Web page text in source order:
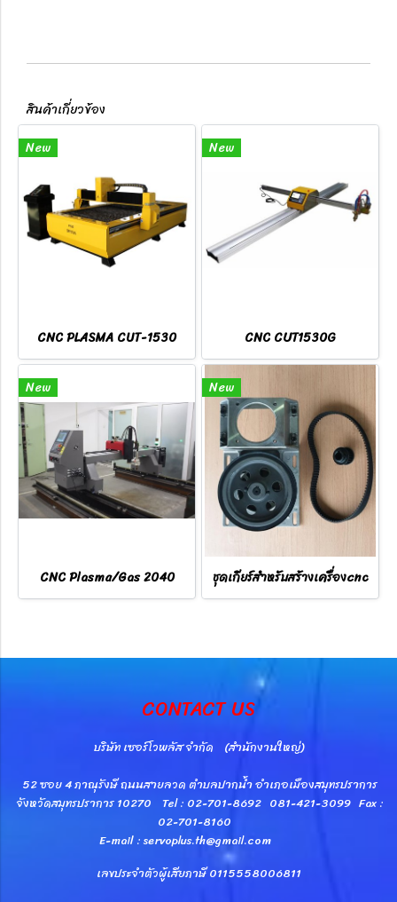
สินค้าเกี่ยวข้อง
New
CNC PLASMA CUT-1530
New
CNC CUT1530G
New
CNC Plasma/Gas 2040
New
ชุดเกียร์สำหรับสร้างเครื่องcnc
CONTACT US
บริษัท เซอร์โวพลัส จำกัด (สำนักงานใหญ่)
52 ซอย 4 ภาณุรังษี ถนนสายลวด ตำบลปากน้ำ อำเภอเมืองสมุทรปราการ
จังหวัดสมุทรปราการ 10270 Tel : 02-701-8692 081-421-3099 Fax :
02-701-8160
E-mail : servoplus.th@gmail.com
เลขประจำตัวผู้เสียภาษี 0115558006811